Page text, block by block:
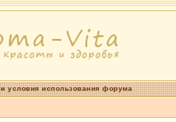
условия использования форума